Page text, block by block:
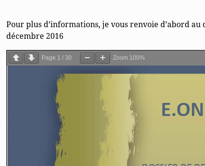
Pour plus d’informations, je vous renvoie d’abord au
décembre 2016
Page 1 /30 Zoom 100%